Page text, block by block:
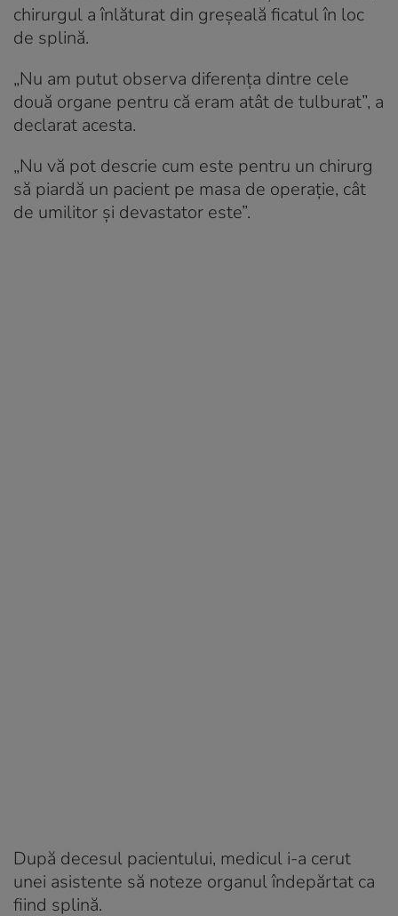
chirurgul a înlăturat din greșeală ficatul în loc
de splină.
„Nu am putut observa diferența dintre cele
două organe pentru că eram atât de tulburat”, a
declarat acesta.
„Nu vă pot descrie cum este pentru un chirurg
să piardă un pacient pe masa de operație, cât
de umilitor și devastator este”.
După decesul pacientului, medicul i-a cerut
unei asistente să noteze organul îndepărtat ca
fiind splină.